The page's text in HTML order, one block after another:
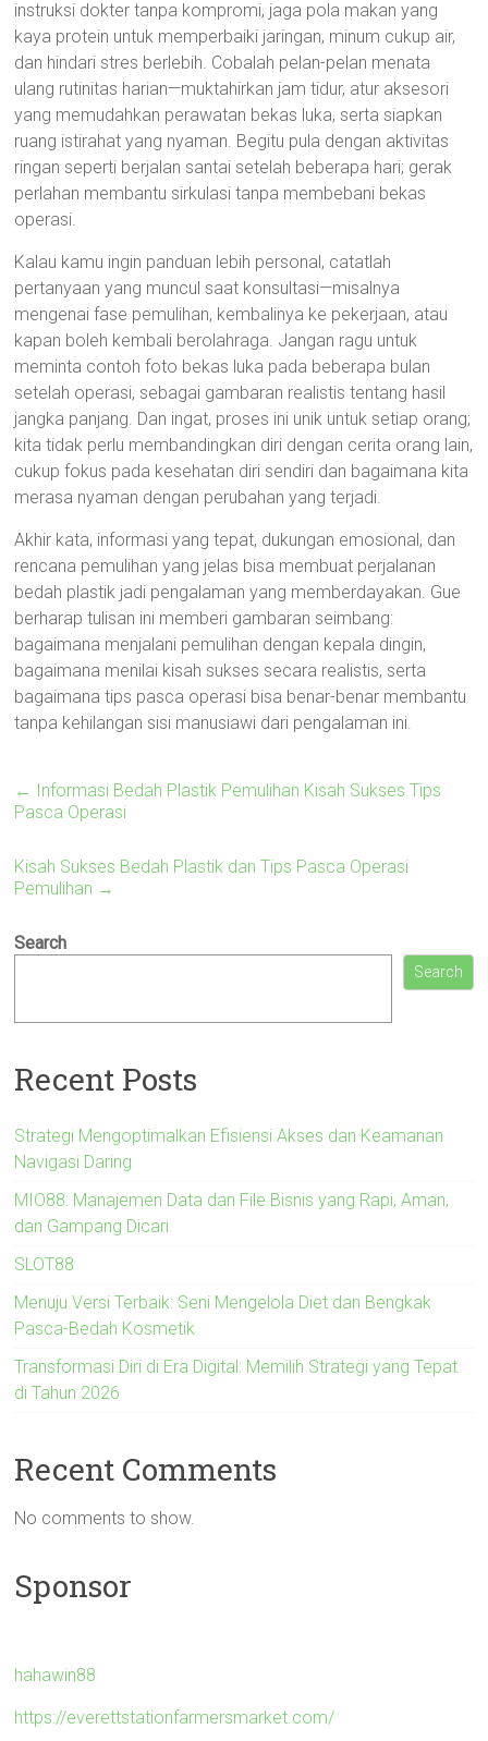
instruksi dokter tanpa kompromi, jaga pola makan yang
kaya protein untuk memperbaiki jaringan, minum cukup air,
dan hindari stres berlebih. Cobalah pelan-pelan menata
ulang rutinitas harian—muktahirkan jam tidur, atur aksesori
yang memudahkan perawatan bekas luka, serta siapkan
ruang istirahat yang nyaman. Begitu pula dengan aktivitas
ringan seperti berjalan santai setelah beberapa hari; gerak
perlahan membantu sirkulasi tanpa membebani bekas
operasi.
Kalau kamu ingin panduan lebih personal, catatlah
pertanyaan yang muncul saat konsultasi—misalnya
mengenai fase pemulihan, kembalinya ke pekerjaan, atau
kapan boleh kembali berolahraga. Jangan ragu untuk
meminta contoh foto bekas luka pada beberapa bulan
setelah operasi, sebagai gambaran realistis tentang hasil
jangka panjang. Dan ingat, proses ini unik untuk setiap orang;
kita tidak perlu membandingkan diri dengan cerita orang lain,
cukup fokus pada kesehatan diri sendiri dan bagaimana kita
merasa nyaman dengan perubahan yang terjadi.
Akhir kata, informasi yang tepat, dukungan emosional, dan
rencana pemulihan yang jelas bisa membuat perjalanan
bedah plastik jadi pengalaman yang memberdayakan. Gue
berharap tulisan ini memberi gambaran seimbang:
bagaimana menjalani pemulihan dengan kepala dingin,
bagaimana menilai kisah sukses secara realistis, serta
bagaimana tips pasca operasi bisa benar-benar membantu
tanpa kehilangan sisi manusiawi dari pengalaman ini.
← Informasi Bedah Plastik Pemulihan Kisah Sukses Tips
Pasca Operasi
Kisah Sukses Bedah Plastik dan Tips Pasca Operasi
Pemulihan →
Search
Search
Recent Posts
Strategi Mengoptimalkan Efisiensi Akses dan Keamanan
Navigasi Daring
MIO88: Manajemen Data dan File Bisnis yang Rapi, Aman,
dan Gampang Dicari
SLOT88
Menuju Versi Terbaik: Seni Mengelola Diet dan Bengkak
Pasca-Bedah Kosmetik
Transformasi Diri di Era Digital: Memilih Strategi yang Tepat
di Tahun 2026
Recent Comments
No comments to show.
Sponsor
hahawin88
https://everettstationfarmersmarket.com/